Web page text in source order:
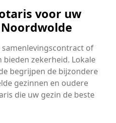
voor uw
of
zekerheid. Lokale
begrijpen de bijzondere
gezinnen en oudere
die uw gezin de beste